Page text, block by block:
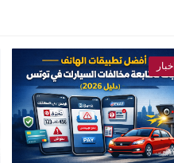
اخبار